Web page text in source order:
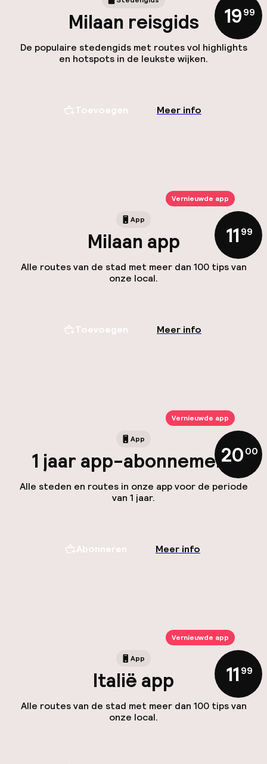
Milaan reisgids
De populaire stedengids met routes vol highlights
en hotspots in de leukste wijken.
19,99
Toevoegen Meer info
Vernieuwde app
App
Milaan app
Alle routes van de stad met meer dan 100 tips van
onze local.
11 ,99
Toevoegen Meer info
Vernieuwde app
App
1 jaar app-abonnement
Alle steden en routes in onze app voor de periode
van 1 jaar.
20,00
Abonneren Meer info
Vernieuwde app
App
Italië app
Alle routes van de stad met meer dan 100 tips van
onze local.
11 ,99